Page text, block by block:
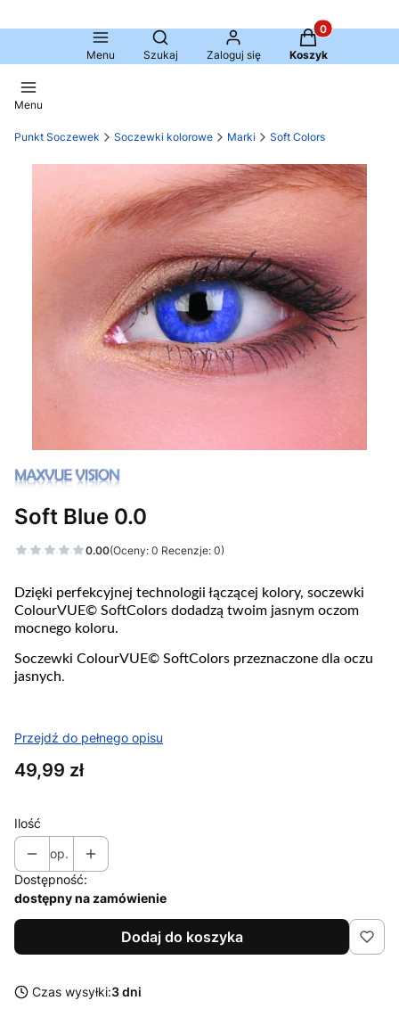
Menu
Otwórz wyszukiwarkę
Szukaj Zaloguj się
Produkty w
Koszyk
Menu
Punkt Soczewek Soczewki kolorowe Marki Soft Colors
Soft Blue 0.0
0.00(Oceny: 0 Recenzje: 0)
Dzięki perfekcyjnej technologii łączącej kolory, soczewki
ColourVUE© SoftColors dodadzą twoim jasnym oczom
mocnego koloru.
Soczewki ColourVUE© SoftColors przeznaczone dla oczu
jasnych.
Przejdź do pełnego opisu
Cena
49,99 zł
Ilość
op.
Dostępność:
dostępny na zamówienie
Dodaj do koszyka
Czas wysyłki:3 dni